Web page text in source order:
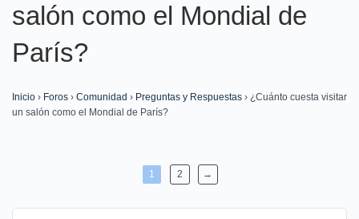
salón como el Mondial de
París?
Inicio › Foros › Comunidad › Preguntas y Respuestas › ¿Cuánto cuesta visitar
un salón como el Mondial de París?
1 2 →